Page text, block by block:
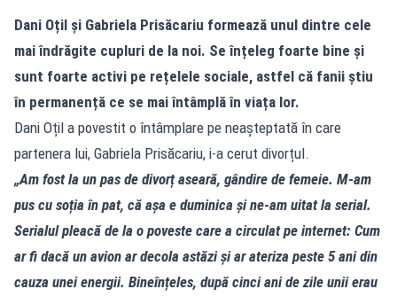
Dani Oțil și Gabriela Prisăcariu formează unul dintre cele
mai îndrăgite cupluri de la noi. Se înțeleg foarte bine și
sunt foarte activi pe rețelele sociale, astfel că fanii știu
în permanență ce se mai întâmplă în viața lor.
Dani Oțil a povestit o întâmplare pe neașteptată în care
partenera lui, Gabriela Prisăcariu, i-a cerut divorțul.
„Am fost la un pas de divorț aseară, gândire de femeie. M-am
pus cu soția în pat, că așa e duminica și ne-am uitat la serial.
Serialul pleacă de la o poveste care a circulat pe internet: Cum
ar fi dacă un avion ar decola astăzi și ar ateriza peste 5 ani din
cauza unei energii. Bineînțeles, după cinci ani de zile unii erau